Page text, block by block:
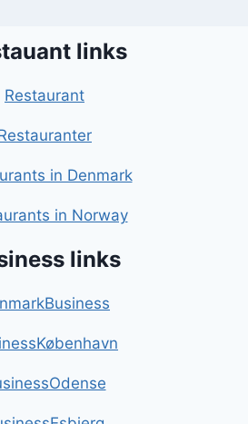
links
Restaurant
in Denmark
in Norway
links